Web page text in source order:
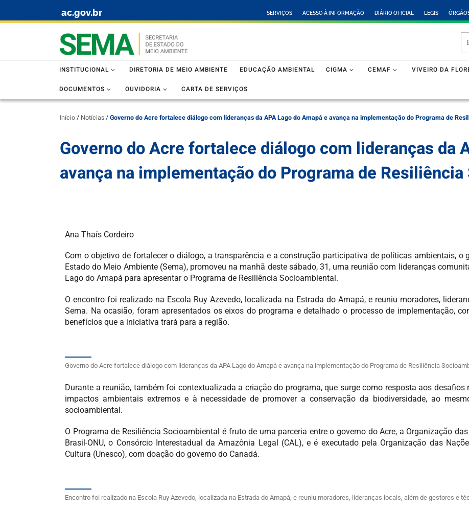
ac.gov.br SERVIÇOS ACESSO À INFORMAÇÃO DIÁRIO OFICIAL LEGIS
INSTITUCIONAL DIRETORIA DE MEIO AMBIENTE EDUCAÇÃO AMBIENTAL CIGMA CEMAF VIVEIRO DA
DOCUMENTOS OUVIDORIA CARTA DE SERVIÇOS
Início/ Notícias/Governo do Acre fortalece diálogo com lideranças da APA Lago do Amapá e avança na implementação do Programa de
Governo do Acre fortalece diálogo com lideranças da
avança na implementação do Programa de
Ana Thaís Cordeiro
Com o objetivo de fortalecer o diálogo, a transparência e a construção participativa de políticas ambientais, o
Estado do Meio Ambiente (Sema), promoveu na manhã deste sábado, 31, uma reunião com lideranças
Lago do Amapá para apresentar o Programa de Resiliência Socioambiental.
O encontro foi realizado na Escola Ruy Azevedo, localizada na Estrada do Amapá, e reuniu moradores,
Sema. Na ocasião, foram apresentados os eixos do programa e detalhado o processo de implementação,
benefícios que a iniciativa trará para a região.
Governo do Acre fortalece diálogo com lideranças da APA Lago do Amapá e avança na implementação do Programa de Resiliência
Durante a reunião, também foi contextualizada a criação do programa, que surge como resposta aos
impactos ambientais extremos e à necessidade de promover a conservação da biodiversidade, ao
socioambiental.
O Programa de Resiliência Socioambiental é fruto de uma parceria entre o governo do Acre, a Organização
Brasil-ONU, o Consórcio Interestadual da Amazônia Legal (CAL), e é executado pela Organização das
Cultura (Unesco), com doação do governo do Canadá.
Encontro foi realizado na Escola Ruy Azevedo, localizada na Estrada do Amapá, e reuniu moradores, lideranças locais, além de gestores e